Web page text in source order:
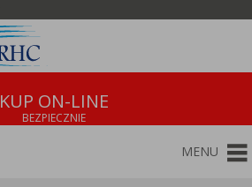
KUP ON-LINE
MENU